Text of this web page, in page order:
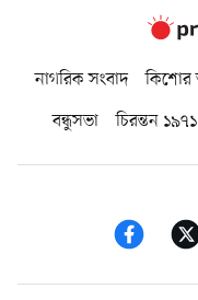
নাগরিক সংবাদ
বন্ধুসভা
চিরন্তন ১৯৭১